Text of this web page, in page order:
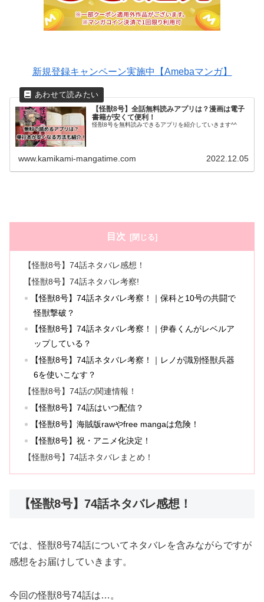
新規登録キャンペーン実施中【Amebaマンガ】
【怪獣8号】全話無料読みアプリは？漫画は電子
書籍が安くて便利！
怪獣8号を無料読みできるアプリを紹介していきます^^
www.kamikami-mangatime.com 2022.12.05
目次
【怪獣8号】74話ネタバレ感想！
【怪獣8号】74話ネタバレ考察!
【怪獣8号】74話ネタバレ考察！｜保科と10号の共闘で
怪獣撃破？
【怪獣8号】74話ネタバレ考察！｜伊春くんがレベルア
ップしている？
【怪獣8号】74話ネタバレ考察！｜レノが識別怪獣兵器
6を使いこなす？
【怪獣8号】74話の関連情報！
【怪獣8号】74話はいつ配信？
【怪獣8号】海賊版rawやfree mangaは危険！
【怪獣8号】祝・アニメ化決定！
【怪獣8号】74話ネタバレまとめ！
【怪獣8号】74話ネタバレ感想！
では、怪獣8号74話についてネタバレを含みながらですが
感想をお届けしていきます。
今回の怪獣8号74話は…。